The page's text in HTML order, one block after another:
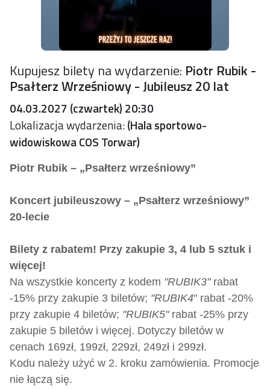
Kupujesz bilety na wydarzenie: Piotr Rubik -
Psałterz Wrześniowy - Jubileusz 20 lat
04.03.2027 (czwartek) 20:30
Lokalizacja wydarzenia:(Hala sportowo-
widowiskowa COS Torwar)
Piotr Rubik – „Psałterz wrześniowy”
Koncert jubileuszowy – „Psałterz wrześniowy”
20-lecie
Bilety z rabatem! Przy zakupie 3, 4 lub 5 sztuk i
więcej!
Na wszystkie koncerty z kodem "RUBIK3"rabat
-15% przy zakupie 3 biletów; "RUBIK4" rabat -20%
przy zakupie 4 biletów; "RUBIK5"rabat -25% przy
zakupie 5 biletów i więcej. Dotyczy biletów w
cenach 169zł, 199zł, 229zł, 249zł i 299zł.
Kodu należy użyć w 2. kroku zamówienia. Promocje
nie łączą się.